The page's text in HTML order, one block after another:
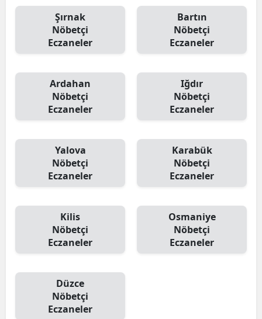
Şırnak
Nöbetçi
Eczaneler
Bartın
Nöbetçi
Eczaneler
Ardahan
Nöbetçi
Eczaneler
Iğdır
Nöbetçi
Eczaneler
Yalova
Nöbetçi
Eczaneler
Karabük
Nöbetçi
Eczaneler
Kilis
Nöbetçi
Eczaneler
Osmaniye
Nöbetçi
Eczaneler
Düzce
Nöbetçi
Eczaneler